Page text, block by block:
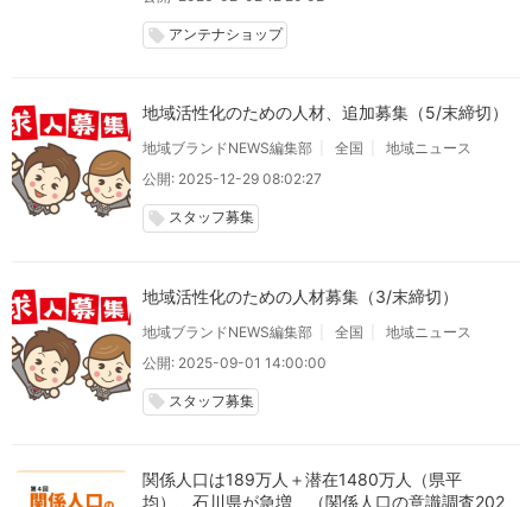
local_offer アンテナショップ
地域活性化のための人材、追加募集（5/末締切）
地域ブランドNEWS編集部 全国
地域ニュース
公開: 2025-12-29 08:02:27
local_offer スタッフ募集
地域活性化のための人材募集（3/末締切）
地域ブランドNEWS編集部 全国
地域ニュース
公開: 2025-09-01 14:00:00
local_offer スタッフ募集
関係人口は189万人＋潜在1480万人（県平
均）、石川県が急増 （関係人口の意識調査202